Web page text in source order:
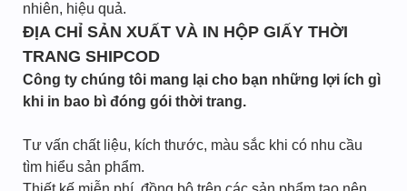
nhiên, hiệu quả.
ĐỊA CHỈ SẢN XUẤT VÀ IN HỘP GIẤY THỜI
TRANG SHIPCOD
Công ty chúng tôi mang lại cho bạn những lợi ích gì
khi in bao bì đóng gói thời trang.
Tư vấn chất liệu, kích thước, màu sắc khi có nhu cầu
tìm hiểu sản phẩm.